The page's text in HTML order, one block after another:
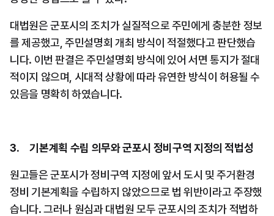
대법원은 군포시의 조치가 실질적으로 주민에게 충분한 정보
를 제공했고, 주민설명회 개최 방식이 적절했다고 판단했습
니다. 이번 판결은 주민설명회 방식에 있어 서면 통지가 절대
적이지 않으며, 시대적 상황에 따라 유연한 방식이 허용될 수
있음을 명확히 하였습니다.
3.     기본계획 수립 의무와 군포시 정비구역 지정의 적법성
원고들은 군포시가 정비구역 지정에 앞서 도시 및 주거환경
정비 기본계획을 수립하지 않았으므로 법 위반이라고 주장했
습니다. 그러나 원심과 대법원 모두 군포시의 조치가 적법하